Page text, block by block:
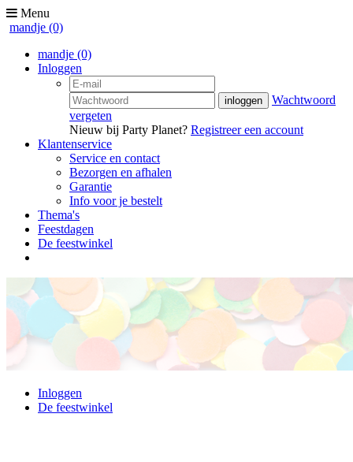
Menu
mandje (0)
mandje (0)
Inloggen
Wachtwoord
vergeten
Nieuw bij Party Planet? Registreer een account
Klantenservice
Service en contact
Bezorgen en afhalen
Garantie
Info voor je bestelt
Thema's
Feestdagen
De feestwinkel
Inloggen
De feestwinkel